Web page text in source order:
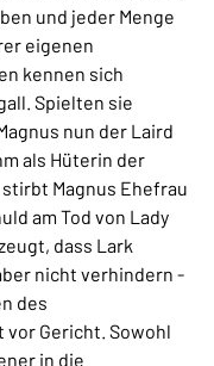
und jeder Menge
eigenen
kennen sich
Spielten sie
nun der Laird
als Hüterin der
Magnus Ehefrau
am Tod von Lady
dass Lark
nicht verhindern -
des
Gericht. Sowohl
in die